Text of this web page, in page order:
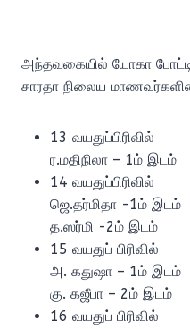
அந்தவகையில் யோகா
சாரதா நிலைய
13 வயதுப்பிரிவில்
ர.மதிநிலா – 1ம் இடம்
14 வயதுப்பிரிவில்
ஜெ.தர்மிதா -1ம் இடம்
த.ஸர்மி -2ம் இடம்
15 வயதுப் பிரிவில்
அ. கதுஷா – 1ம் இடம்
கு. கஜீபா – 2ம் இடம்
16 வயதுப் பிரிவில்